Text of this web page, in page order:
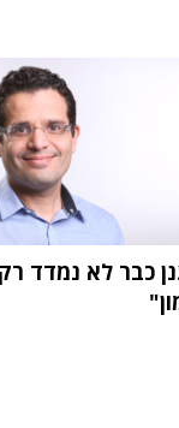
כבר לא נמדד